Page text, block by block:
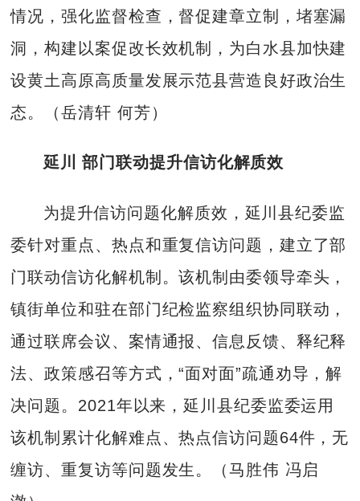
情况，强化监督检查，督促建章立制，堵塞漏
洞，构建以案促改长效机制，为白水县加快建
设黄土高原高质量发展示范县营造良好政治生
态。（岳清轩 何芳）
延川 部门联动提升信访化解质效
为提升信访问题化解质效，延川县纪委监
委针对重点、热点和重复信访问题，建立了部
门联动信访化解机制。该机制由委领导牵头，
镇街单位和驻在部门纪检监察组织协同联动，
通过联席会议、案情通报、信息反馈、释纪释
法、政策感召等方式，“面对面”疏通劝导，解
决问题。2021年以来，延川县纪委监委运用
该机制累计化解难点、热点信访问题64件，无
缠访、重复访等问题发生。（马胜伟 冯启